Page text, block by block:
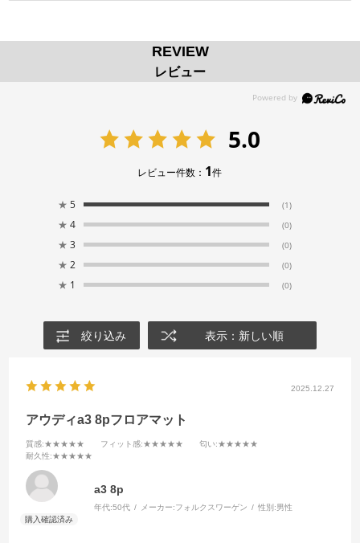
REVIEW
レビュー
5.0
レビュー件数： 1件
★ 5 (1)
★ 4 (0)
★ 3 (0)
★ 2 (0)
★ 1 (0)
絞り込み 表示：新しい順
2025.12.27
アウディa3 8pフロアマット
質感:★★★★★ フィット感:★★★★★ 匂い:★★★★★
耐久性:★★★★★
a3 8p
年代:50代 メーカー:フォルクスワーゲン 性別:男性